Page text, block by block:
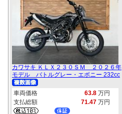
カワサキ ＫＬＸ２３０ＳＭ ２０２６年
モデル バトルグレー・エボニー 232cc
車両価格 63.8 万円
支払総額
71.47 万円